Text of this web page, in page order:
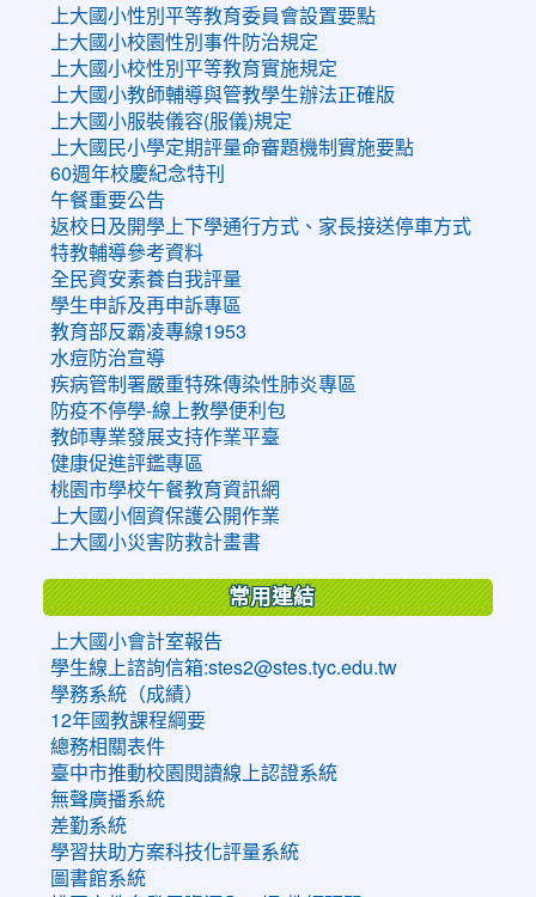
上大國小性別平等教育委員會設置要點
上大國小校園性別事件防治規定
上大國小校性別平等教育實施規定
上大國小教師輔導與管教學生辦法正確版
上大國小服裝儀容(服儀)規定
上大國民小學定期評量命審題機制實施要點
60週年校慶紀念特刊
午餐重要公告
返校日及開學上下學通行方式、家長接送停車方式
特教輔導參考資料
全民資安素養自我評量
學生申訴及再申訴專區
教育部反霸凌專線1953
水痘防治宣導
疾病管制署嚴重特殊傳染性肺炎專區
防疫不停學-線上教學便利包
教師專業發展支持作業平臺
健康促進評鑑專區
桃園市學校午餐教育資訊網
上大國小個資保護公開作業
上大國小災害防救計畫書
常用連結
上大國小會計室報告
學生線上諮詢信箱:stes2@stes.tyc.edu.tw
學務系統（成績）
12年國教課程綱要
總務相關表件
臺中市推動校園閱讀線上認證系統
無聲廣播系統
差勤系統
學習扶助方案科技化評量系統
圖書館系統